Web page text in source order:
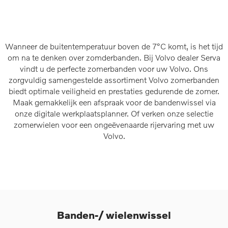
Wanneer de buitentemperatuur boven de 7°C komt, is het tijd
om na te denken over zomderbanden. Bij Volvo dealer Serva
vindt u de perfecte zomerbanden voor uw Volvo. Ons
zorgvuldig samengestelde assortiment Volvo zomerbanden
biedt optimale veiligheid en prestaties gedurende de zomer.
Maak gemakkelijk een afspraak voor de bandenwissel via
onze digitale werkplaatsplanner. Of verken onze selectie
zomerwielen voor een ongeëvenaarde rijervaring met uw
Volvo.
Banden-/ wielenwissel